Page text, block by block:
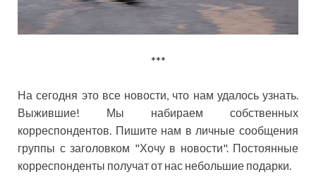
***
На сегодня это все новости, что нам удалось узнать.
Выжившие! Мы набираем собственных
корреспондентов. Пишите нам в личные сообщения
группы с заголовком "Хочу в новости". Постоянные
корреспонденты получат от нас небольшие подарки.